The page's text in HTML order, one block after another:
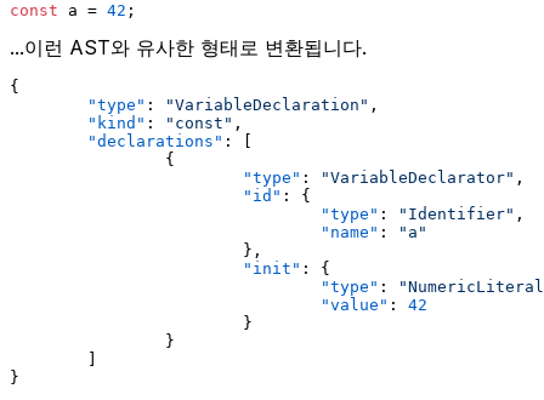
const a = 42 ;
...이런 AST와 유사한 형태로 변환됩니다.
{
"type" : "VariableDeclaration" ,
"kind" : "const" ,
"declarations" :
[
{
"type" : "VariableDeclarator" ,
"id" :
{
"type" : "Identifier" ,
"name" :
"a"
} ,
"init" :
{
"type" :
"value" :
42
}
}
]
}